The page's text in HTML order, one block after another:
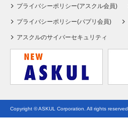
プライバシーポリシー(アスクル会員)
プライバシーポリシー(パプリ会員)
アスクルのサイバーセキュリティ
Copyright © ASKUL Corporation. All rights reserved.